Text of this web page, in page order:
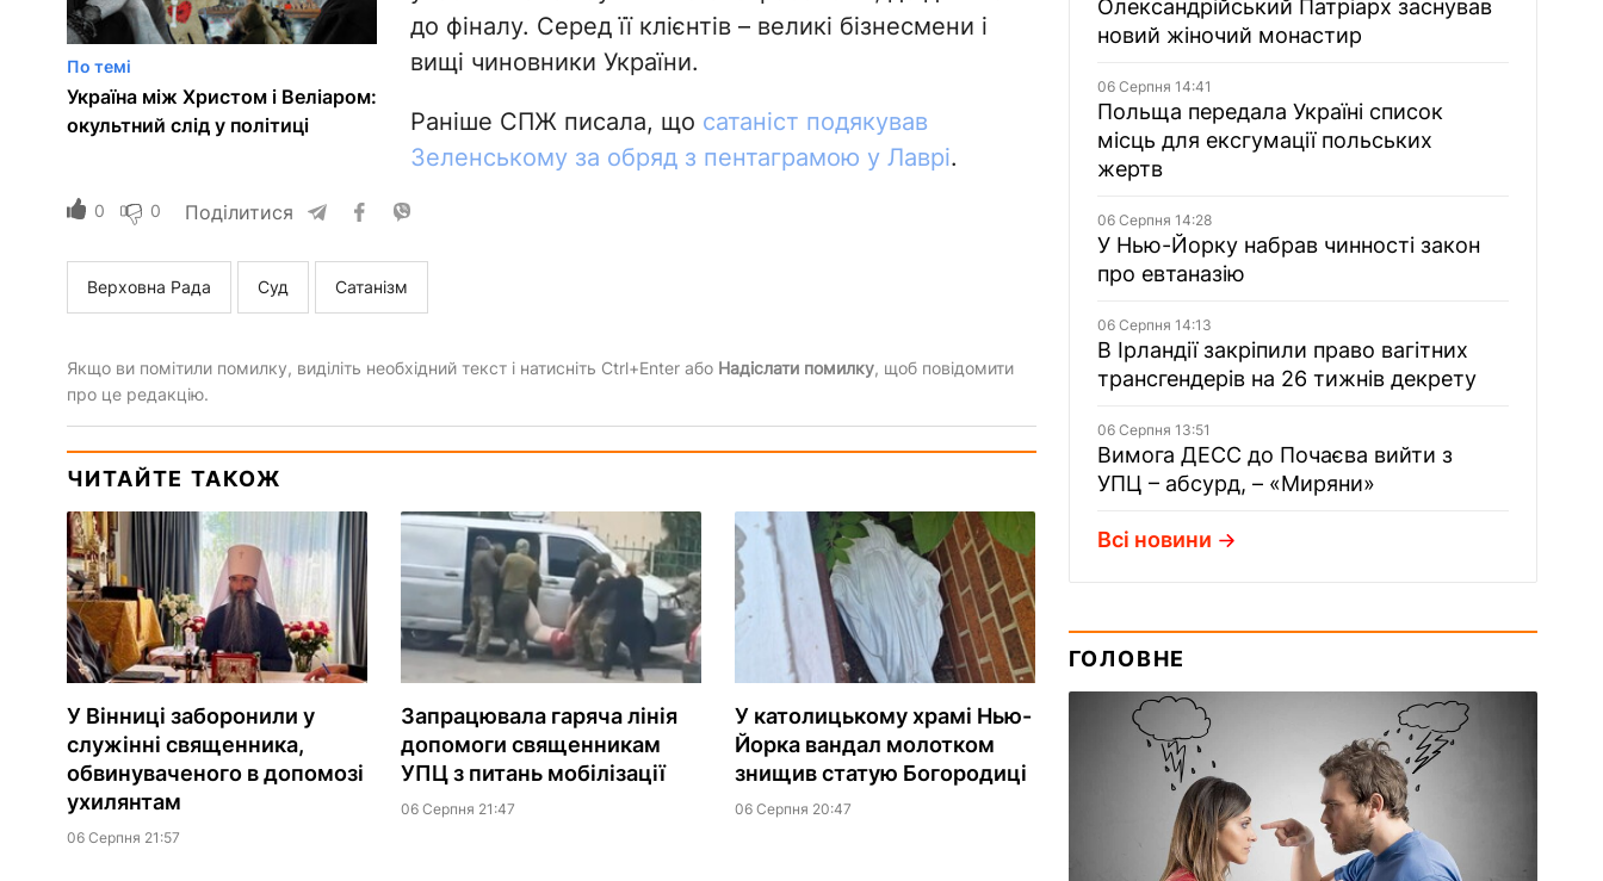
По темі
Україна між Христом і Веліаром:
окультний слід у політиці
до фіналу. Серед її клієнтів – великі бізнесмени і
вищі чиновники України.
Раніше СПЖ писала, що сатаніст подякував
Зеленському за обряд з пентаграмою у Лаврі.
0 0 Поділитися
Верховна Рада Суд Сатанізм
Якщо ви помітили помилку, виділіть необхідний текст і натисніть Ctrl+Enter або Надіслати помилку, щоб повідомити
про це редакцію.
ЧИТАЙТЕ ТАКОЖ
У Вінниці заборонили у
служінні священника,
обвинуваченого в допомозі
ухилянтам
06 Серпня 21:57
Запрацювала гаряча лінія
допомоги священникам
УПЦ з питань мобілізації
06 Серпня 21:47
У католицькому храмі Нью-
Йорка вандал молотком
знищив статую Богородиці
06 Серпня 20:47
Олександрійський Патріарх заснував
новий жіночий монастир
06 Серпня 14:41
Польща передала Україні список
місць для ексгумації польських
жертв
06 Серпня 14:28
У Нью-Йорку набрав чинності закон
про евтаназію
06 Серпня 14:13
В Ірландії закріпили право вагітних
трансгендерів на 26 тижнів декрету
06 Серпня 13:51
Вимога ДЕСС до Почаєва вийти з
УПЦ – абсурд, – «Миряни»
Всі новини
ГОЛОВНЕ